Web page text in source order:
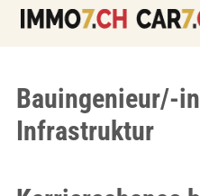
Bauingenieur/-
Infrastruktur